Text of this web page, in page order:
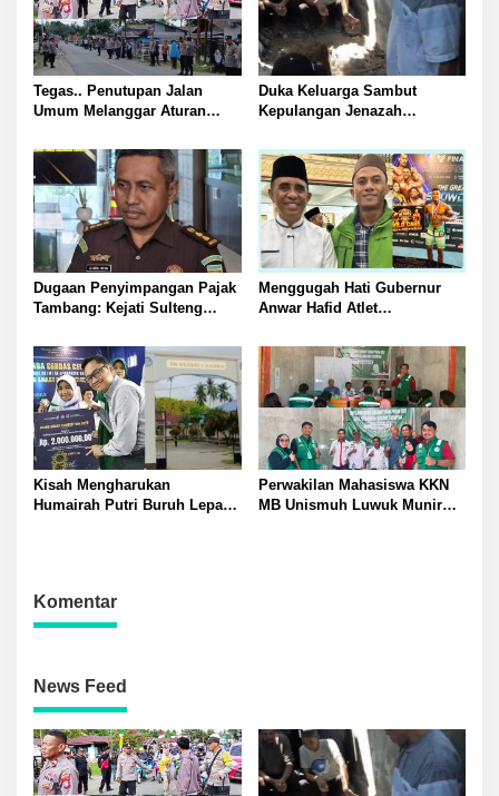
Tegas.. Penutupan Jalan
Umum Melanggar Aturan
Pimpin Pembukaan Paksa
Palang di Desa Lamo Silakan
Suarakan Aspirasi Jangan
Ganggu Jalan Umum
Duka Keluarga Sambut
Kepulangan Jenazah
Merantau, Tewas Ketika
Sedang Bekerja di PT UKK
Morut
Dugaan Penyimpangan Pajak
Tambang: Kejati Sulteng
sebagai Tersangka
Menggugah Hati Gubernur
Anwar Hafid Atlet
Sulawesi Tengah Tak Boleh
Berjuang Sendirian Perhatian
Pada Fitra Atlet Binaraga
Banggai
Kisah Mengharukan
Humairah Putri Buruh Lepas
Perwakilan Mahasiswa KKN
MB Unismuh Luwuk Munir
Komentar
News Feed